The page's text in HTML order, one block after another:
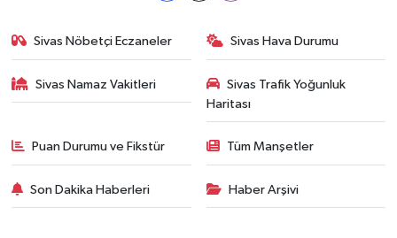
Sivas Nöbetçi Eczaneler Sivas Hava Durumu
Sivas Namaz Vakitleri
Sivas Trafik Yoğunluk
Haritası
Puan Durumu ve Fikstür Tüm Manşetler
Son Dakika Haberleri Haber Arşivi